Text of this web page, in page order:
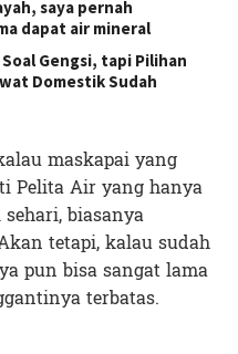
saya pernah
dapat air mineral
Gengsi, tapi Pilihan
Domestik Sudah
maskapai yang
Pelita Air yang hanya
biasanya
tetapi, kalau sudah
pun bisa sangat lama
terbatas.